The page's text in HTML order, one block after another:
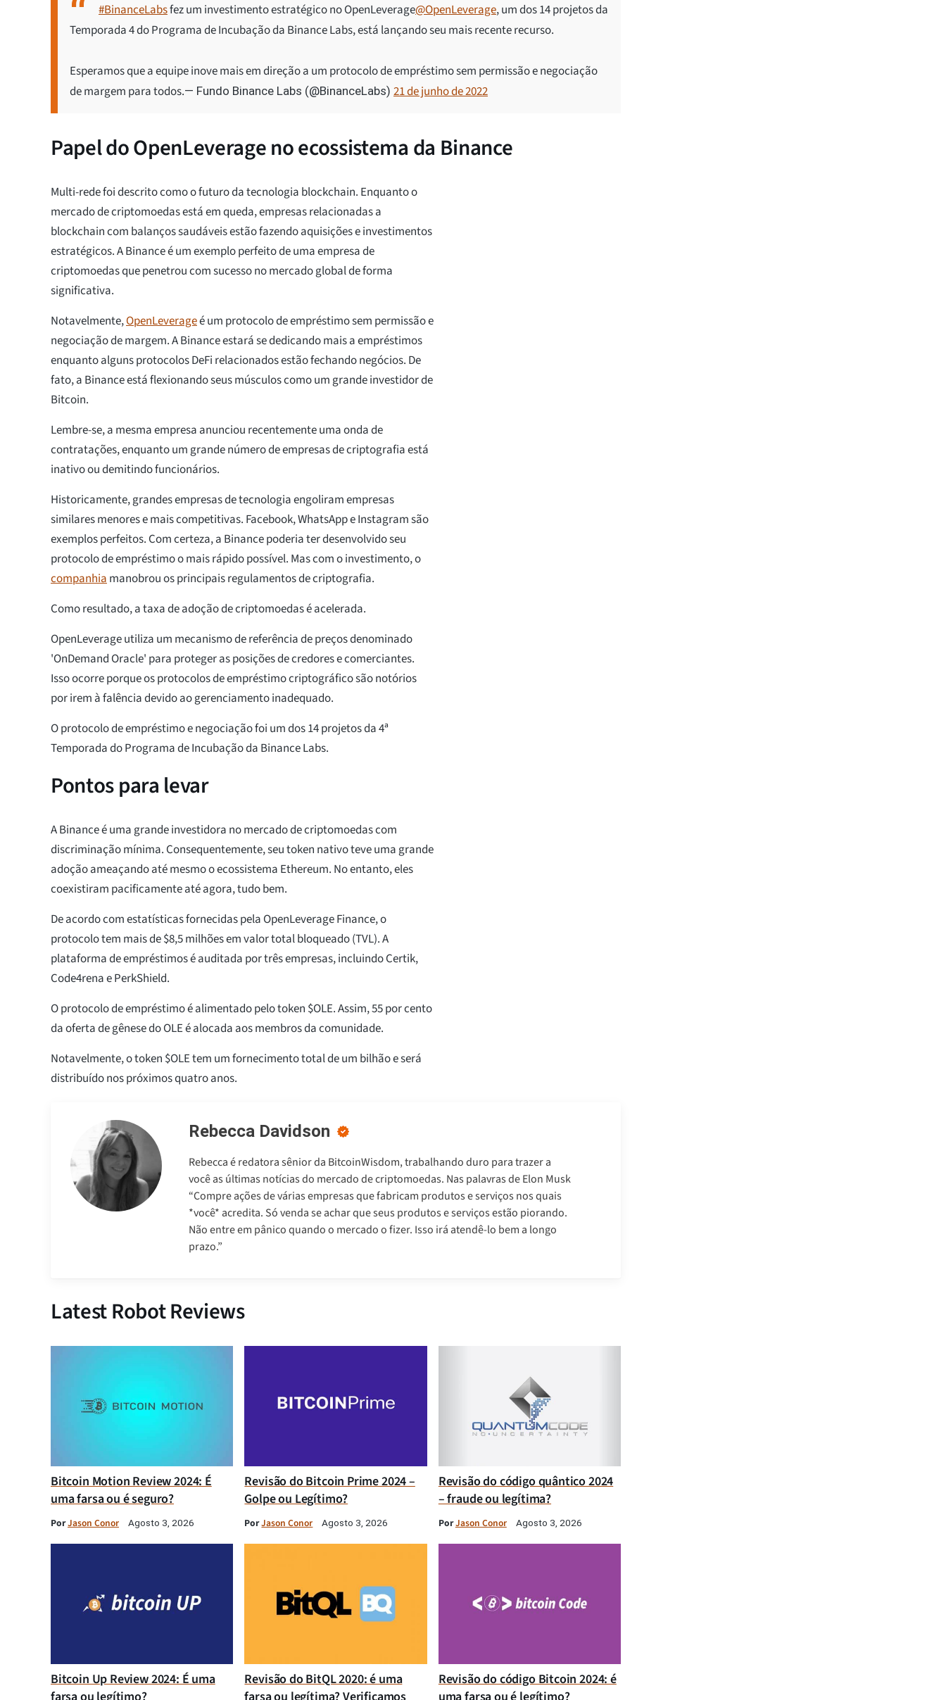
#BinanceLabsfez um investimento estratégico no OpenLeverage@OpenLeverage, um dos 14 projetos da
Temporada 4 do Programa de Incubação da Binance Labs, está lançando seu mais recente recurso.
Esperamos que a equipe inove mais em direção a um protocolo de empréstimo sem permissão e negociação
de margem para todos.— Fundo Binance Labs (@BinanceLabs) 21 de junho de 2022
Papel do OpenLeverage no ecossistema da Binance
Multi-rede foi descrito como o futuro da tecnologia blockchain. Enquanto o
mercado de criptomoedas está em queda, empresas relacionadas a
blockchain com balanços saudáveis estão fazendo aquisições e investimentos
estratégicos. A Binance é um exemplo perfeito de uma empresa de
criptomoedas que penetrou com sucesso no mercado global de forma
significativa.
Notavelmente,OpenLeverageé um protocolo de empréstimo sem permissão e
negociação de margem. A Binance estará se dedicando mais a empréstimos
enquanto alguns protocolos DeFi relacionados estão fechando negócios. De
fato, a Binance está flexionando seus músculos como um grande investidor de
Bitcoin.
Lembre-se, a mesma empresa anunciou recentemente uma onda de
contratações, enquanto um grande número de empresas de criptografia está
inativo ou demitindo funcionários.
Historicamente, grandes empresas de tecnologia engoliram empresas
similares menores e mais competitivas. Facebook, WhatsApp e Instagram são
exemplos perfeitos. Com certeza, a Binance poderia ter desenvolvido seu
protocolo de empréstimo o mais rápido possível. Mas com o investimento, o
companhiamanobrou os principais regulamentos de criptografia.
Como resultado, a taxa de adoção de criptomoedas é acelerada.
OpenLeverage utiliza um mecanismo de referência de preços denominado
'OnDemand Oracle' para proteger as posições de credores e comerciantes.
Isso ocorre porque os protocolos de empréstimo criptográfico são notórios
por irem à falência devido ao gerenciamento inadequado.
O protocolo de empréstimo e negociação foi um dos 14 projetos da 4ª
Temporada do Programa de Incubação da Binance Labs.
Pontos para levar
A Binance é uma grande investidora no mercado de criptomoedas com
discriminação mínima. Consequentemente, seu token nativo teve uma grande
adoção ameaçando até mesmo o ecossistema Ethereum. No entanto, eles
coexistiram pacificamente até agora, tudo bem.
De acordo com estatísticas fornecidas pela OpenLeverage Finance, o
protocolo tem mais de $8,5 milhões em valor total bloqueado (TVL). A
plataforma de empréstimos é auditada por três empresas, incluindo Certik,
Code4rena e PerkShield.
O protocolo de empréstimo é alimentado pelo token $OLE. Assim, 55 por cento
da oferta de gênese do OLE é alocada aos membros da comunidade.
Notavelmente, o token $OLE tem um fornecimento total de um bilhão e será
distribuído nos próximos quatro anos.
Rebecca Davidson
Rebecca é redatora sênior da BitcoinWisdom, trabalhando duro para trazer a
você as últimas notícias do mercado de criptomoedas. Nas palavras de Elon Musk
“Compre ações de várias empresas que fabricam produtos e serviços nos quais
*você* acredita. Só venda se achar que seus produtos e serviços estão piorando.
Não entre em pânico quando o mercado o fizer. Isso irá atendê-lo bem a longo
prazo.”
Latest Robot Reviews
Bitcoin Motion Review 2024: É
uma farsa ou é seguro?
PorJason Conor Agosto 3, 2026
Revisão do Bitcoin Prime 2024 –
Golpe ou Legítimo?
PorJason Conor Agosto 3, 2026
Revisão do código quântico 2024
– fraude ou legítima?
PorJason Conor Agosto 3, 2026
Bitcoin Up Review 2024: É uma
Revisão do BitQL 2020: é uma
Revisão do código Bitcoin 2024: é